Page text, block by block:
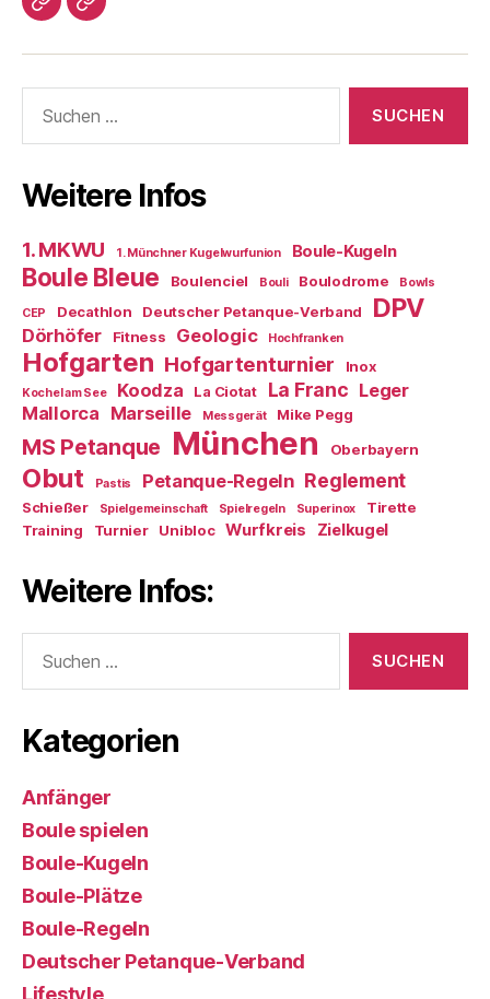
Impressum/DatSchutz
Beliebte
nach:
Weitere Infos
1. MKWU 1. Münchner Kugelwurfunion Boule-Kugeln
Boule Bleue Boulenciel Bouli Boulodrome Bowls
CEP Decathlon Deutscher Petanque-Verband DPV
Dörhöfer Fitness Geologic Hochfranken
Hofgarten Hofgartenturnier Inox
Kochel am See Koodza La Ciotat La Franc Leger
Mallorca Marseille Messgerät Mike Pegg
MS Petanque München Oberbayern
Obut Pastis Petanque-Regeln Reglement
Schießer Spielgemeinschaft Spielregeln Superinox
Tirette
Training
Turnier Unibloc Wurfkreis Zielkugel
Weitere Infos:
nach:
Kategorien
Anfänger
Boule spielen
Boule-Kugeln
Boule-Plätze
Boule-Regeln
Deutscher Petanque-Verband
Lifestyle